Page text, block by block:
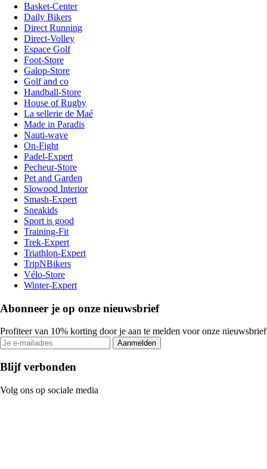
Basket-Center
Daily Bikers
Direct Running
Direct-Volley
Espace Golf
Foot-Store
Galop-Store
Golf and co
Handball-Store
House of Rugby
La sellerie de Maé
Made in Paradis
Nauti-wave
On-Fight
Padel-Expert
Pecheur-Store
Pet and Garden
Slowood Interior
Smash-Expert
Sneakids
Sport is good
Training-Fit
Trek-Expert
Triathlon-Expert
TripNBikers
Vélo-Store
Winter-Expert
Abonneer je op onze nieuwsbrief
Profiteer van 10% korting door je aan te melden voor onze nieuwsbrief
Aanmelden
Blijf verbonden
Volg ons op sociale media